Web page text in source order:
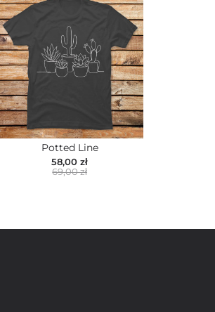
Potted Line
58,00 zł
69,00 zł